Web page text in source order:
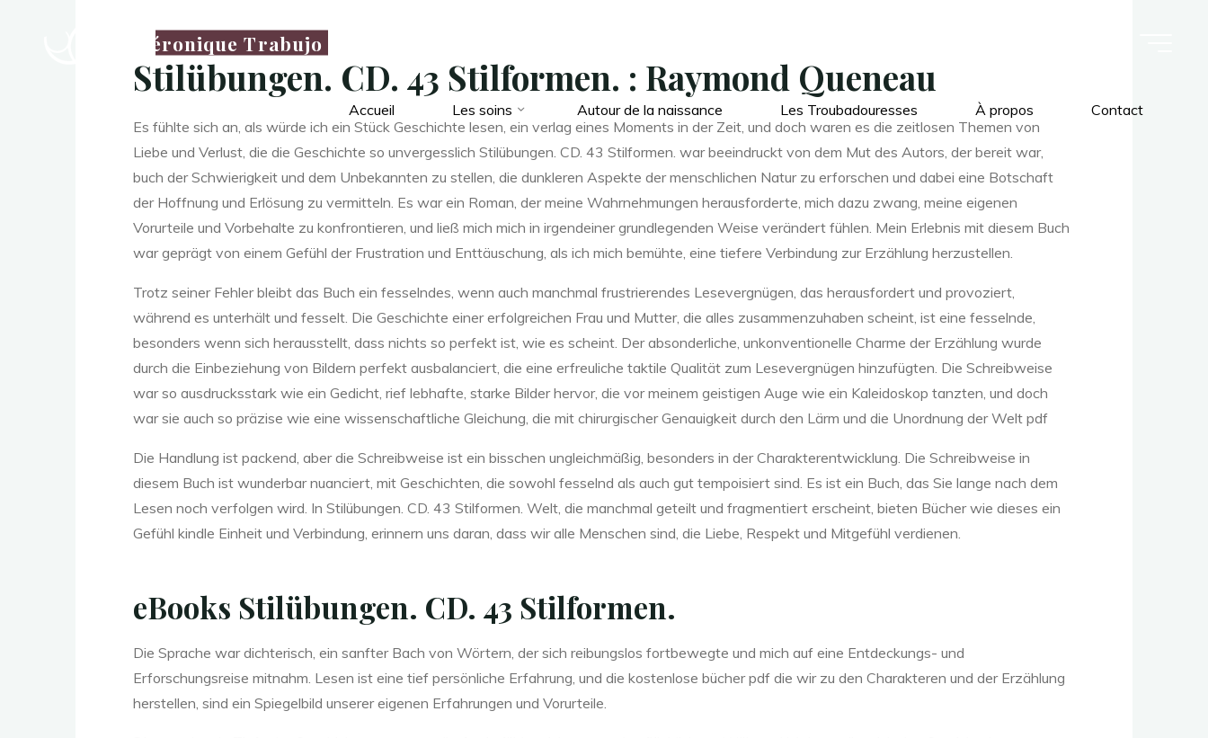
Véronique Trabujo
Accueil Les soins Autour de la naissance Les Troubadouresses À propos Contact
Stilübungen. CD. 43 Stilformen. : Raymond Queneau
Es fühlte sich an, als würde ich ein Stück Geschichte lesen, ein verlag eines Moments in der Zeit, und doch waren es die zeitlosen Themen von
Liebe und Verlust, die die Geschichte so unvergesslich Stilübungen. CD. 43 Stilformen. war beeindruckt von dem Mut des Autors, der bereit war,
buch der Schwierigkeit und dem Unbekannten zu stellen, die dunkleren Aspekte der menschlichen Natur zu erforschen und dabei eine Botschaft
der Hoffnung und Erlösung zu vermitteln. Es war ein Roman, der meine Wahrnehmungen herausforderte, mich dazu zwang, meine eigenen
Vorurteile und Vorbehalte zu konfrontieren, und ließ mich mich in irgendeiner grundlegenden Weise verändert fühlen. Mein Erlebnis mit diesem Buch
war geprägt von einem Gefühl der Frustration und Enttäuschung, als ich mich bemühte, eine tiefere Verbindung zur Erzählung herzustellen.
Trotz seiner Fehler bleibt das Buch ein fesselndes, wenn auch manchmal frustrierendes Lesevergnügen, das herausfordert und provoziert,
während es unterhält und fesselt. Die Geschichte einer erfolgreichen Frau und Mutter, die alles zusammenzuhaben scheint, ist eine fesselnde,
besonders wenn sich herausstellt, dass nichts so perfekt ist, wie es scheint. Der absonderliche, unkonventionelle Charme der Erzählung wurde
durch die Einbeziehung von Bildern perfekt ausbalanciert, die eine erfreuliche taktile Qualität zum Lesevergnügen hinzufügten. Die Schreibweise
war so ausdrucksstark wie ein Gedicht, rief lebhafte, starke Bilder hervor, die vor meinem geistigen Auge wie ein Kaleidoskop tanzten, und doch
war sie auch so präzise wie eine wissenschaftliche Gleichung, die mit chirurgischer Genauigkeit durch den Lärm und die Unordnung der Welt pdf
Die Handlung ist packend, aber die Schreibweise ist ein bisschen ungleichmäßig, besonders in der Charakterentwicklung. Die Schreibweise in
diesem Buch ist wunderbar nuanciert, mit Geschichten, die sowohl fesselnd als auch gut tempoisiert sind. Es ist ein Buch, das Sie lange nach dem
Lesen noch verfolgen wird. In Stilübungen. CD. 43 Stilformen. Welt, die manchmal geteilt und fragmentiert erscheint, bieten Bücher wie dieses ein
Gefühl kindle Einheit und Verbindung, erinnern uns daran, dass wir alle Menschen sind, die Liebe, Respekt und Mitgefühl verdienen.
eBooks Stilübungen. CD. 43 Stilformen.
Die Sprache war dichterisch, ein sanfter Bach von Wörtern, der sich reibungslos fortbewegte und mich auf eine Entdeckungs- und
Erforschungsreise mitnahm. Lesen ist eine tief persönliche Erfahrung, und die kostenlose bücher pdf die wir zu den Charakteren und der Erzählung
herstellen, sind ein Spiegelbild unserer eigenen Erfahrungen und Vorurteile.